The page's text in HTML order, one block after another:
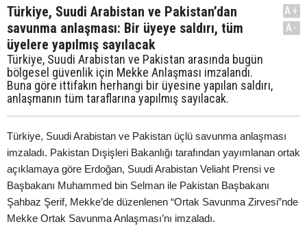
Türkiye, Suudi Arabistan ve Pakistan’dan
savunma anlaşması: Bir üyeye saldırı, tüm
üyelere yapılmış sayılacak
Türkiye, Suudi Arabistan ve Pakistan arasında bugün
bölgesel güvenlik için Mekke Anlaşması imzalandı.
Buna göre ittifakın herhangi bir üyesine yapılan saldırı,
anlaşmanın tüm taraflarına yapılmış sayılacak.
A+
A-
Türkiye, Suudi Arabistan ve Pakistan üçlü savunma anlaşması
imzaladı. Pakistan Dışişleri Bakanlığı tarafından yayımlanan ortak
açıklamaya göre Erdoğan, Suudi Arabistan Veliaht Prensi ve
Başbakanı Muhammed bin Selman ile Pakistan Başbakanı
Şahbaz Şerif, Mekke’de düzenlenen “Ortak Savunma Zirvesi”nde
Mekke Ortak Savunma Anlaşması’nı imzaladı.